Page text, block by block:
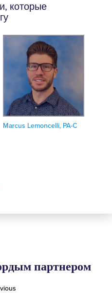
которые
Marcus Lemoncelli, PA-C
партнером